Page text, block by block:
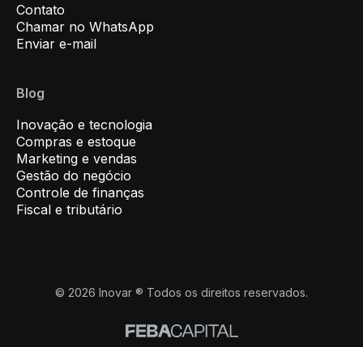
Contato
Chamar no WhatsApp
Enviar e-mail
Blog
Inovação e tecnologia
Compras e estoque
Marketing e vendas
Gestão do negócio
Controle de finanças
Fiscal e tributário
© 2026 Inovar ® Todos os direitos reservados.